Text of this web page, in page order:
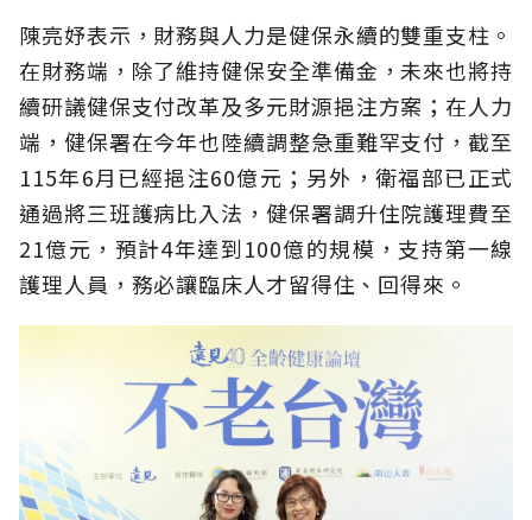
陳亮妤表示，財務與人力是健保永續的雙重支柱。
在財務端，除了維持健保安全準備金，未來也將持
續研議健保支付改革及多元財源挹注方案；在人力
端，健保署在今年也陸續調整急重難罕支付，截至
115年6月已經挹注60億元；另外，衛福部已正式
通過將三班護病比入法，健保署調升住院護理費至
21億元，預計4年達到100億的規模，支持第一線
護理人員，務必讓臨床人才留得住、回得來。